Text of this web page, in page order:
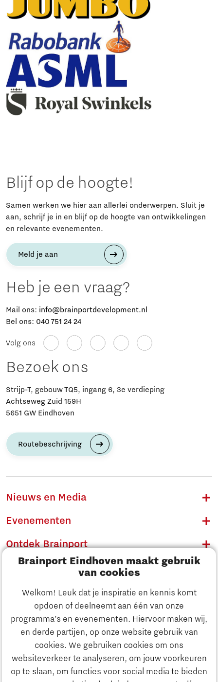
Brainport Eindhoven maakt gebruik
van cookies
Welkom! Leuk dat je inspiratie en kennis komt
opdoen of deelneemt aan één van onze
programma’s en evenementen. Hiervoor maken wij,
en derde partijen, op onze website gebruik van
cookies. We gebruiken cookies om ons
websiteverkeer te analyseren, om jouw voorkeuren
op te slaan, om functies voor social media te bieden
Ontdek Brainport
Innovatie
Blijf op de hoogte!
Samen werken we hier aan allerlei onderwerpen. Sluit je
aan, schrijf je in en blijf op de hoogte van ontwikkelingen
en relevante evenementen.
Meld je aan
Heb je een vraag?
Mail ons: info@brainportdevelopment.nl
Bel ons: 040 751 24 24
Volg ons
Bezoek ons
Strijp-T, gebouw TQ5, ingang 6, 3e verdieping
Achtseweg Zuid 159H
5651 GW Eindhoven
Routebeschrijving
Nieuws en Media
Evenementen
Ontdek Brainport
Innovatie
Ondernemen
Onderwijs
Maatschappelijk
Strategie & Organisatie